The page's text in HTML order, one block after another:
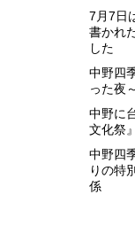
7月7日
書かれ
した
中野四
った夜
中野に
文化祭
中野四
りの特
係